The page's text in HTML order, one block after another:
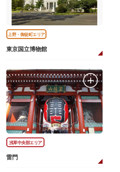
上野・御徒町エリア
東京国立博物館
浅草中央部エリア
雷門